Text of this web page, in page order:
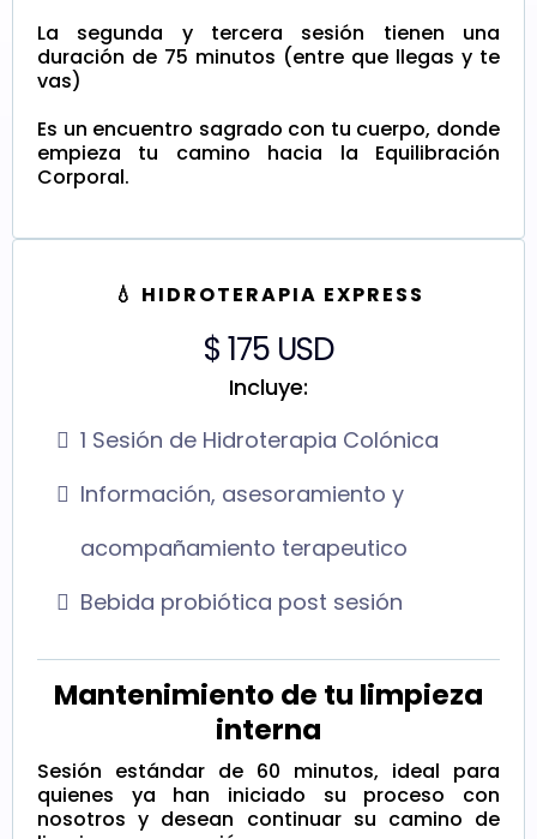
La segunda y tercera sesión tienen una
duración de 75 minutos (entre que llegas y te
vas)
Es un encuentro sagrado con tu cuerpo, donde
empieza tu camino hacia la Equilibración
Corporal.
💧 HIDROTERAPIA EXPRESS
$ 175 USD
Incluye:
1 Sesión de Hidroterapia Colónica
Información, asesoramiento y
acompañamiento terapeutico
Bebida probiótica post sesión
Mantenimiento de tu limpieza
interna
Sesión estándar de 60 minutos, ideal para
quienes ya han iniciado su proceso con
nosotros y desean continuar su camino de